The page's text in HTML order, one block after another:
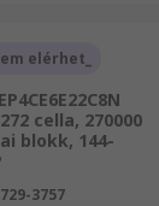
elérhet_
cella, 270000
blokk, 144-
729-3757